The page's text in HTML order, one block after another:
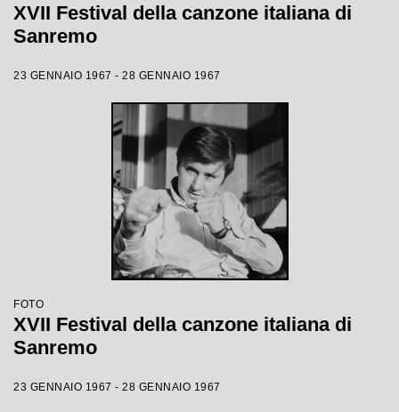
XVII Festival della canzone italiana di
Sanremo
23 GENNAIO 1967 - 28 GENNAIO 1967
FOTO
XVII Festival della canzone italiana di
Sanremo
23 GENNAIO 1967 - 28 GENNAIO 1967